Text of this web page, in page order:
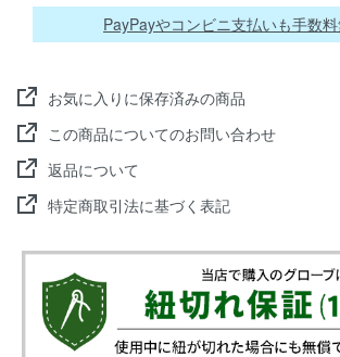
PayPayやコンビニ支払いも手数料
お気に入りに保存済みの商品
この商品についてのお問い合わせ
返品について
特定商取引法に基づく表記